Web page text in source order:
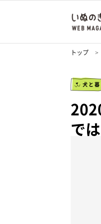
トップ
犬と
で